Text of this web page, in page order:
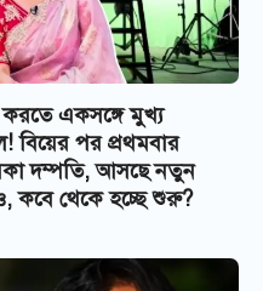
করতে একসঙ্গে মুখ্য
বিয়ের পর প্রথমবার
দম্পতি, আসছে নতুন
কবে থেকে হচ্ছে শুরু?